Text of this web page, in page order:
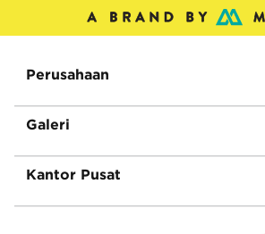
Perusahaan
Galeri
Kantor Pusat